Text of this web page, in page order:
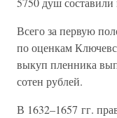
Всего за первую
по оценкам
выкуп пленника
сотен рублей.
В 1632–1657 гг.